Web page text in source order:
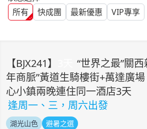
所有
快成團 最新優惠 VIP專享
【BJX241】
“世界之最”關
年商脈”黃道生騎樓街+萬達廣場
心小鎮兩晚連住同一酒店3天
逢周一、三，周六出發
湖光山色
避暑之選